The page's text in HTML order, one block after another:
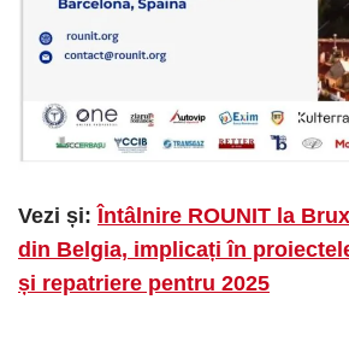
Vezi și: Întâlnire ROUNIT la
din Belgia, implicați în
și repatriere pentru 2025